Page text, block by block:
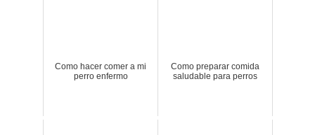
Como hacer comer a mi
perro enfermo
Como preparar comida
saludable para perros